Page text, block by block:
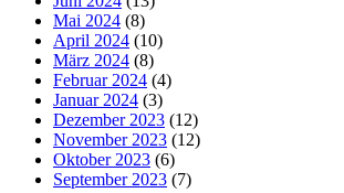
Mai 2024 (8)
April 2024 (10)
März 2024 (8)
Februar 2024 (4)
Januar 2024 (3)
Dezember 2023 (12)
November 2023 (12)
Oktober 2023 (6)
September 2023 (7)